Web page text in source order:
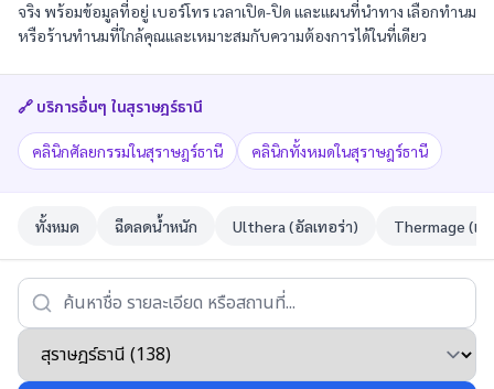
จริง พร้อมข้อมูลที่อยู่ เบอร์โทร เวลาเปิด-ปิด และแผนที่นำทาง เลือกทำนม
หรือร้านทำนมที่ใกล้คุณและเหมาะสมกับความต้องการได้ในที่เดียว
🔗 บริการอื่นๆ ในสุราษฎร์ธานี
คลินิกศัลยกรรมในสุราษฎร์ธานี คลินิกทั้งหมดในสุราษฎร์ธานี
ทั้งหมด ฉีดลดน้ำหนัก Ulthera (อัลเทอร่า) Thermage (เท